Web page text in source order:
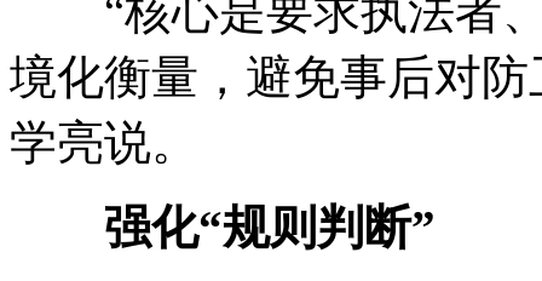
“核心是要求执法者、
境化衡量，避免事后对
学亮说。
强化“规则判断”